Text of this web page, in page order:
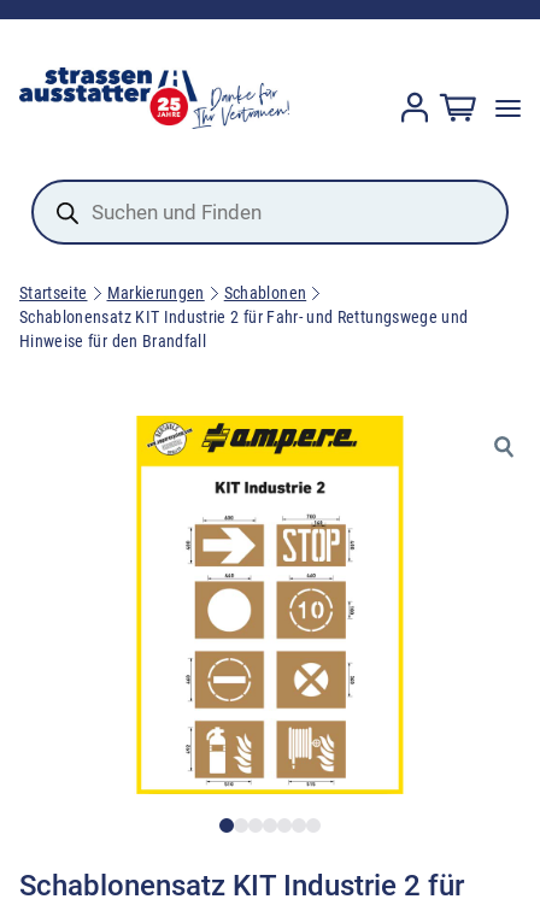
Products
search
Startseite Markierungen
Schablonen
Schablonensatz KIT Industrie 2 für Fahr- und Rettungswege und
Hinweise für den Brandfall
Schablonensatz KIT Industrie 2 für